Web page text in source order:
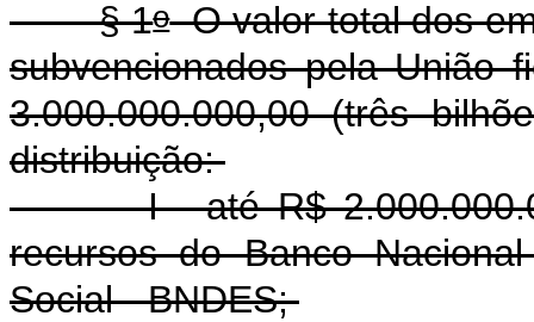
§ 1oO valor total dos
subvencionados pela União
3.000.000.000,00 (três
distribuição:
I - até R$
recursos do Banco
Social - BNDES;